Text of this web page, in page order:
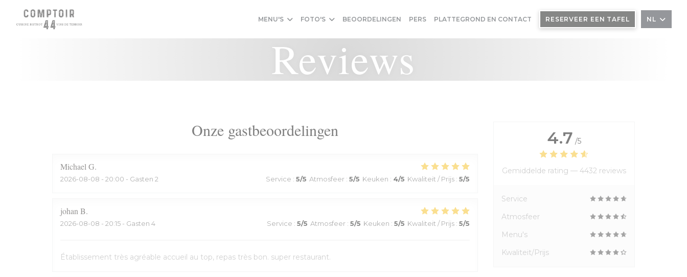
Cookies beheer paneel
MENU'S FOTO'S BEOORDELINGEN PERS PLATTEGROND EN CONTACT RESERVEER EEN TAFEL NL
Reviews
Onze gastbeoordelingen
Michael G
2026-08-08 - 20:00 - Gasten 2 Service : 5/5 Atmosfeer: 5/5 Keuken : 4/5 Kwaliteit / Prijs: 5/5
johan B
2026-08-08 - 20:15 - Gasten 4 Service : 5/5 Atmosfeer: 5/5 Keuken : 5/5 Kwaliteit / Prijs: 5/5
Établissement très agréable accueil au top, repas très bon. super restaurant.
4.7 /5
Gemiddelde rating — 4432 reviews
Service
Atmosfeer
Menu's
Kwaliteit/Prijs